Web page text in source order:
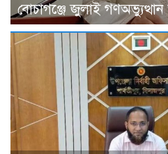
বোচাগঞ্জে জুলাই